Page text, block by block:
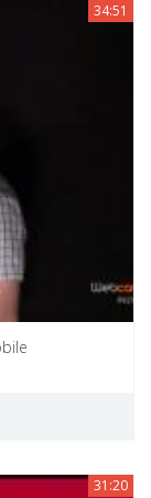
34:51
31:20